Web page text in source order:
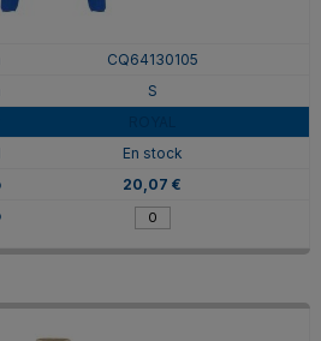
CQ64130105
S
En stock
20,07 €